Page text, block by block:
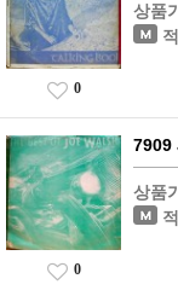
상품
0
7909
상품
0